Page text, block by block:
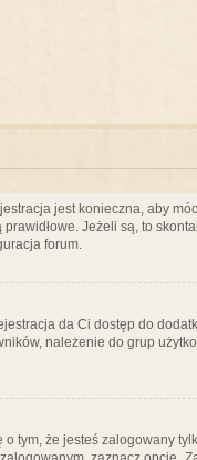
jest konieczna, aby
Jeżeli są, to
forum.
da Ci dostęp do
należenie do grup
tym, że jesteś zalogowany